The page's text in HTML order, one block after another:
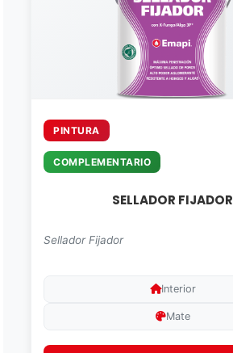
PINTURA
COMPLEMENTARIO
SELLADOR FIJADOR
Sellador Fijador
Interior
Mate